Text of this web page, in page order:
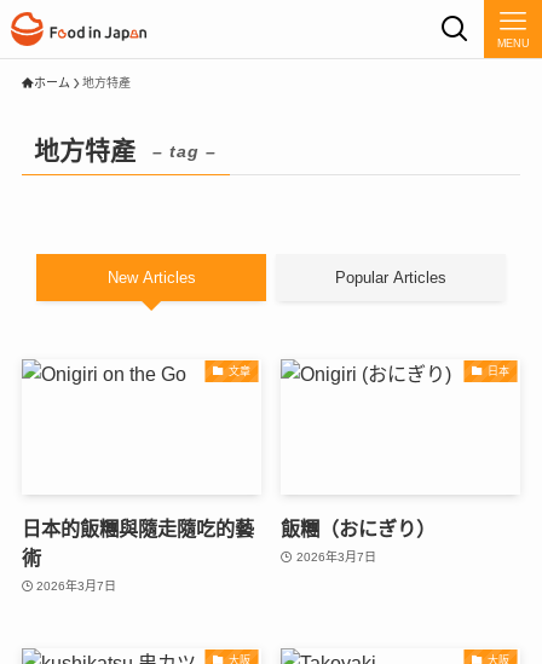
MENU
ホーム 地方特產
地方特產 – tag –
New Articles Popular Articles
文章
日本的飯糰與隨走隨吃的藝
術
2026年3月7日
日本
飯糰（おにぎり）
2026年3月7日
大阪 大阪